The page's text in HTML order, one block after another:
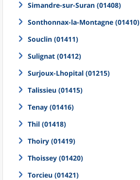
Simandre-sur-Suran (01408)
Sonthonnax-la-Montagne (01410)
Souclin (01411)
Sulignat (01412)
Surjoux-Lhopital (01215)
Talissieu (01415)
Tenay (01416)
Thil (01418)
Thoiry (01419)
Thoissey (01420)
Torcieu (01421)